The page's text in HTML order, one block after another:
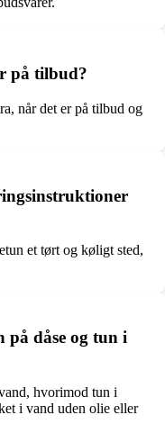
på tilbud?
når det er på tilbud og
et tørt og køligt sted,
på dåse og tun i
hvorimod tun i
i vand uden olie eller